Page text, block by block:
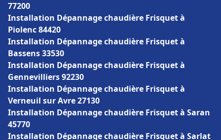
77200
Installation Dépannage chaudière Frisquet à
Piolenc 84420
Installation Dépannage chaudière Frisquet à
Bassens 33530
Installation Dépannage chaudière Frisquet à
Gennevilliers 92230
Installation Dépannage chaudière Frisquet à
Verneuil sur Avre 27130
Installation Dépannage chaudière Frisquet à Saran
45770
Installation Dépannage chaudière Frisquet à Sarlat